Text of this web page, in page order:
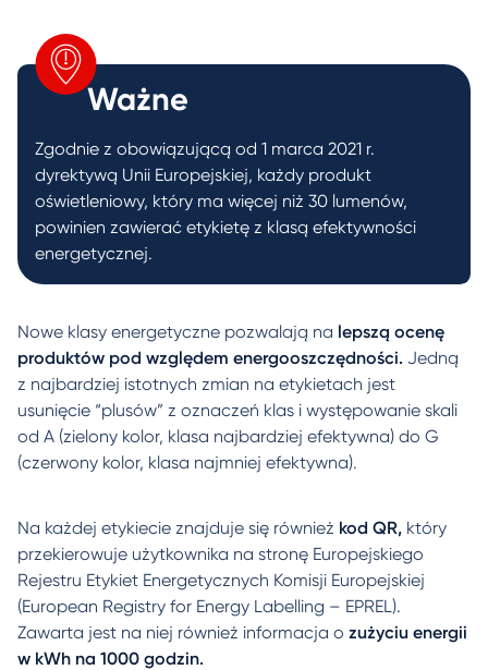
Ważne
Zgodnie z obowiązującą od 1 marca 2021 r.
dyrektywą Unii Europejskiej, każdy produkt
oświetleniowy, który ma więcej niż 30 lumenów,
powinien zawierać etykietę z klasą efektywności
energetycznej.
Nowe klasy energetyczne pozwalają na lepszą ocenę
produktów pod względem energooszczędności. Jedną
z najbardziej istotnych zmian na etykietach jest
usunięcie “plusów” z oznaczeń klas i występowanie skali
od A (zielony kolor, klasa najbardziej efektywna) do G
(czerwony kolor, klasa najmniej efektywna).
Na każdej etykiecie znajduje się również kod QR, który
przekierowuje użytkownika na stronę Europejskiego
Rejestru Etykiet Energetycznych Komisji Europejskiej
(European Registry for Energy Labelling – EPREL).
Zawarta jest na niej również informacja o zużyciu energii
w kWh na 1000 godzin.